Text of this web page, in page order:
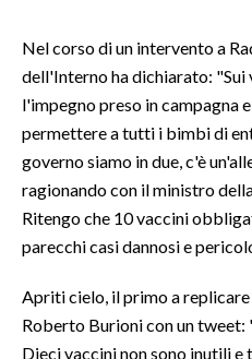
SALUTE
SARDEGNA TURISMO
SARDI NEL MONDO
NOTIZIE
EVENTI
#CARAUNIONE
Nel corso di un intervento a
dell'Interno ha dichiarato: "Sui
l'impegno preso in campagna
permettere a tutti i bimbi di
governo siamo in due, c'è
ragionando con il ministro
Ritengo che 10 vaccini
parecchi casi dannosi e
Apriti cielo, il primo a
Roberto Burioni con un tweet:
Dieci vaccini non sono inutili e